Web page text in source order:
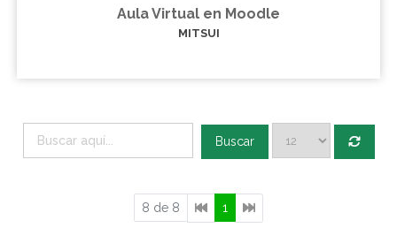
Aula Virtual en Moodle
MITSUI
Buscar
8 de 8 1